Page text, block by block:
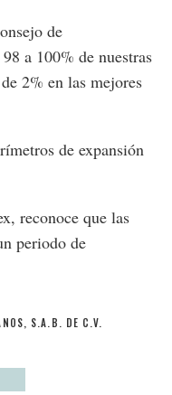
de
a 100% de nuestras
2% en las mejores
de expansión
reconoce que las
periodo de
S.A.B. DE C.V.